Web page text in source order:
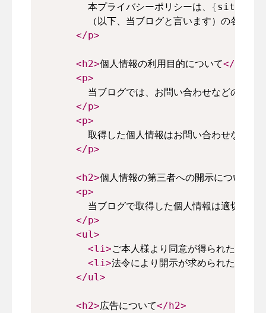
        本プライバシーポリシーは、
{
（以下、当ブログと言います）の各種サ
</p>
<h2>個人情報の利用目的について</
<p>
当ブログでは、お問い合わせなどの際に
</p>
<p>
取得した個人情報はお問い合わせなどの
</p>
<h2>個人情報の第三者への開示について
<p>
当ブログで取得した個人情報は適切に管
</p>
<ul >
<li >ご本人様より同意が得られた場合
<li >法令により開示が求められた場合
</ul >
<h2>広告について</h2>